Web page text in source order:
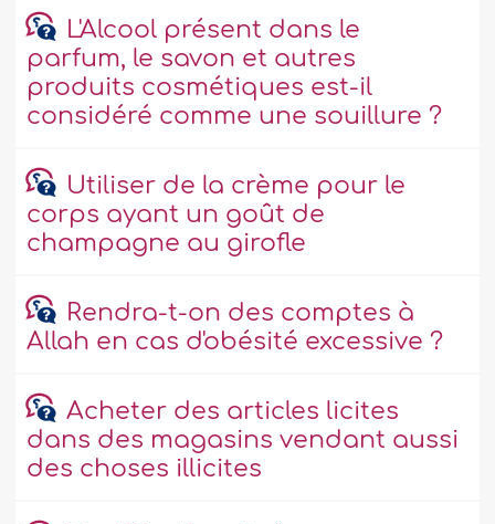
L'Alcool présent dans le
parfum, le savon et autres
produits cosmétiques est-il
considéré comme une souillure ?
Utiliser de la crème pour le
corps ayant un goût de
champagne au girofle
Rendra-t-on des comptes à
Allah en cas d'obésité excessive ?
Acheter des articles licites
dans des magasins vendant aussi
des choses illicites